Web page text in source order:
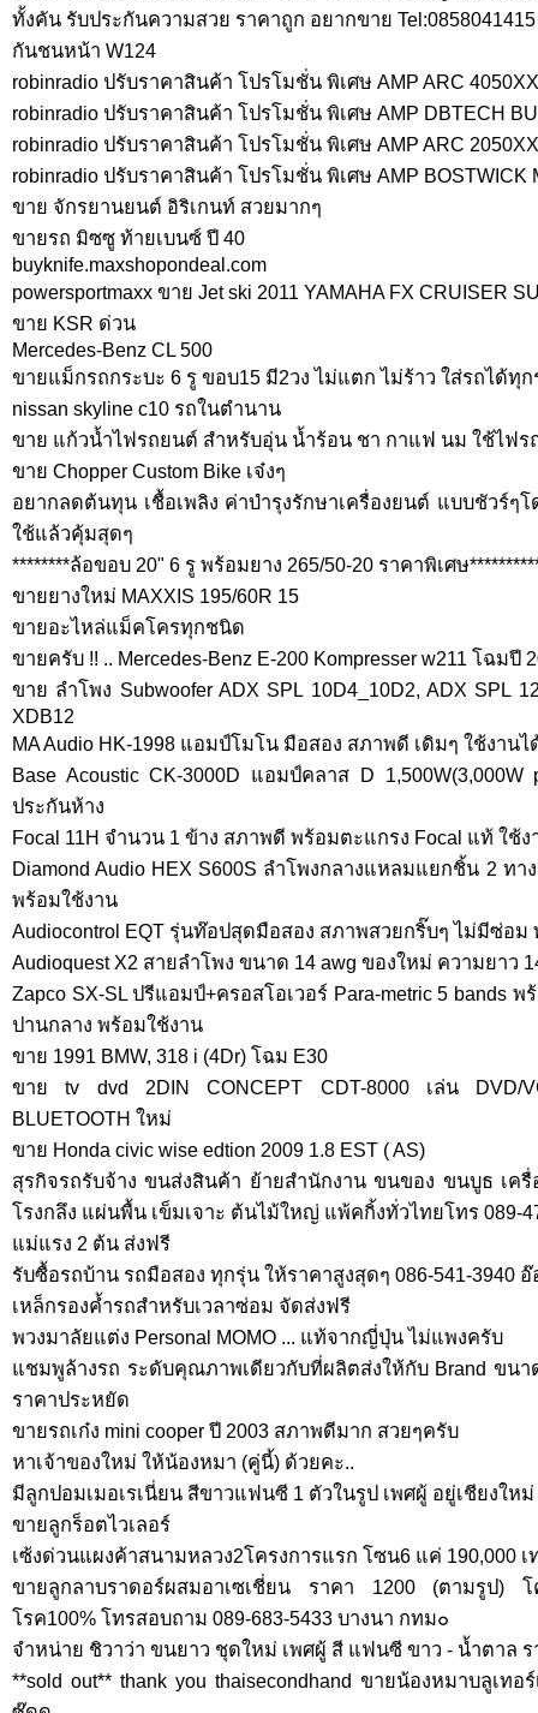
ทั้งคัน รับประกันความสวย ราคาถูก อยากขาย Tel:0858041415
กันชนหน้า W124
robinradio ปรับราคาสินค้า โปรโมชั่น พิเศษ AMP ARC
robinradio ปรับราคาสินค้า โปรโมชั่น พิเศษ AMP DBTECH
robinradio ปรับราคาสินค้า โปรโมชั่น พิเศษ AMP ARC
robinradio ปรับราคาสินค้า โปรโมชั่น พิเศษ AMP BOSTWICK
ขาย จักรยานยนต์ อิริเกนท์ สวยมากๆ
ขายรถ มิซซู ท้ายเบนซ์ ปี 40
buyknife.maxshopondeal.com
powersportmaxx ขาย Jet ski 2011 YAMAHA FX CRUISER
ขาย KSR ด่วน
Mercedes-Benz CL 500
ขายแม็กรถกระบะ 6 รู ขอบ15 มี2วง ไม่แตก ไม่ร้าว ใส่รถได้ทุก
nissan skyline c10 รถในตำนาน
ขาย แก้วน้ำไฟรถยนต์ สำหรับอุ่น น้ำร้อน ชา กาแฟ นม ใช้ไฟ
ขาย Chopper Custom Bike เจ๋งๆ
อยากลดต้นทุน เชื้อเพลิง ค่าบำรุงรักษาเครื่องยนต์ แบบชัวร์ๆ
ใช้แล้วคุ้มสุดๆ
********ล้อขอบ 20" 6 รู พร้อมยาง 265/50-20 ราคาพิเศษ
ขายยางใหม่ MAXXIS 195/60R 15
ขายอะไหล่แม็คโครทุกชนิด
ขายครับ !! .. Mercedes-Benz E-200 Kompresser w211 โฉมปี
ขาย ลำโพง Subwoofer ADX SPL 10D4_10D2, ADX SPL
XDB12
MA Audio HK-1998 แอมป์โมโน มือสอง สภาพดี เดิมๆ ใช้งาน
Base Acoustic CK-3000D แอมป์คลาส D
ประกันห้าง
Focal 11H จำนวน 1 ข้าง สภาพดี พร้อมตะแกรง Focal แท้ ใช้
Diamond Audio HEX S600S ลำโพงกลางแหลมแยกชิ้น 2 ท
พร้อมใช้งาน
Audiocontrol EQT รุ่นท๊อปสุดมือสอง สภาพสวยกริ๊บๆ ไม่มีซ่อม
Audioquest X2 สายลำโพง ขนาด 14 awg ของใหม่ ความยาว
Zapco SX-SL ปรีแอมป์+ครอสโอเวอร์ Para-metric 5 bands
ปานกลาง พร้อมใช้งาน
ขาย 1991 BMW, 318 i (4Dr) โฉม E30
ขาย tv dvd 2DIN CONCEPT CDT-8000 เล่น DVD/
BLUETOOTH ใหม่
ขาย Honda civic wise edtion 2009 1.8 EST ( AS)
สุรกิจรถรับจ้าง ขนส่งสินค้า ย้ายสำนักงาน ขนของ ขนบูธ เค
โรงกลึง แผ่นพื้น เข็มเจาะ ต้นไม้ใหญ่ แพ้คกิ้งทั่วไทยโทร 089-
แม่แรง 2 ต้น ส่งฟรี
รับซื้อรถบ้าน รถมือสอง ทุกรุ่น ให้ราคาสูงสุดๆ 086-541-3940
เหล็กรองค้ำรถสำหรับเวลาซ่อม จัดส่งฟรี
พวงมาลัยแต่ง Personal MOMO ... แท้จากญี่ปุ่น ไม่แพงครับ
แชมพูล้างรถ ระดับคุณภาพเดียวกับที่ผลิตส่งให้กับ Brand ขน
ราคาประหยัด
ขายรถเก๋ง mini cooper ปี 2003 สภาพดีมาก สวยๆครับ
หาเจ้าของใหม่ ให้น้องหมา (คู่นี้) ด้วยคะ..
มีลูกปอมเมอเรเนี่ยน สีขาวแฟนซี 1 ตัวในรูป เพศผู้ อยู่เชียงให
ขายลูกร็อตไวเลอร์
เซ้งด่วนแผงค้าสนามหลวง2โครงการแรก โซน6 แค่ 190,000 เ
ขายลูกลาบราดอร์ผสมอาเซเชี่ยน ราคา 1200 (ตามรูป)
โรค100% โทรสอบถาม 089-683-5433 บางนา กทม๐
จำหน่าย ชิวาว่า ขนยาว ชุดใหม่ เพศผู้ สี แฟนซี ขาว - น้ำตาล ร
**sold out** thank you thaisecondhand ขายน้องหมาบลูเท